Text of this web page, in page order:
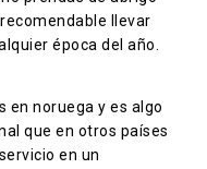
llevar
época del año.
en noruega y es algo
que en otros países
en un